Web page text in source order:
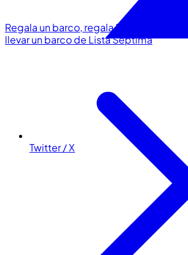
Twitter / X
Regala un barco, regala Zarpar
llevar un barco de Lista Séptima